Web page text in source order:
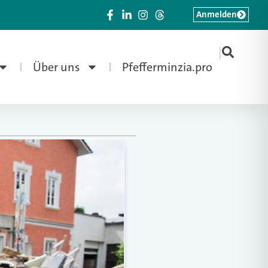
Über uns Pfefferminzia.pro
|
Anmelden